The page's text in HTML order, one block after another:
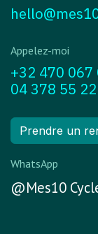
Appelez-moi
+32 470 067
04 378 55 22
Prendre un
WhatsApp
@Mes10